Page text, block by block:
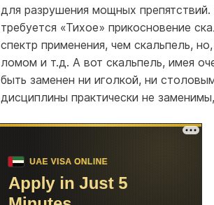
для разрушения мощных
требуется «Тихое» прикосновение
спектр применения, чем скальпель,
ломом и т.д. А вот скальпель, имея
быть заменен ни иголкой, ни
дисциплины практически не